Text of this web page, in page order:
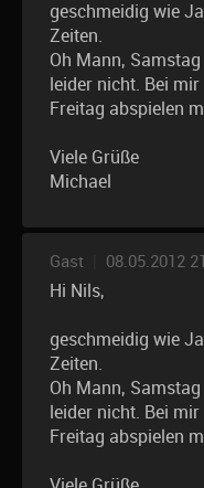
geschmeidig wie
Zeiten.
Oh Mann,
leider nicht. Bei
Freitag abspielen
Viele Grüße
Michael
Gast 08.05.2012
Hi Nils,
geschmeidig wie
Zeiten.
Oh Mann,
leider nicht. Bei
Freitag abspielen